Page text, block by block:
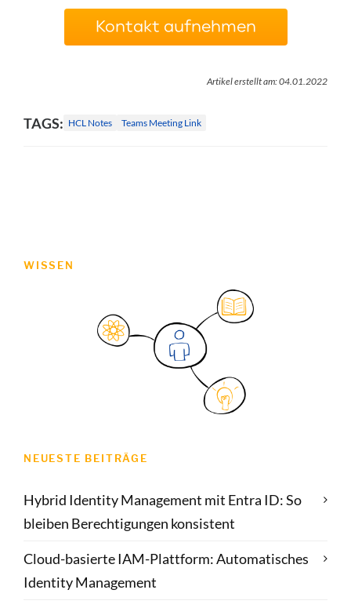
Kontakt aufnehmen
Artikel erstellt am: 04.01.2022
TAGS: HCL Notes Teams Meeting Link
WISSEN
NEUESTE BEITRÄGE
Hybrid Identity Management mit Entra ID: So
bleiben Berechtigungen konsistent
Cloud-basierte IAM-Plattform: Automatisches
Identity Management